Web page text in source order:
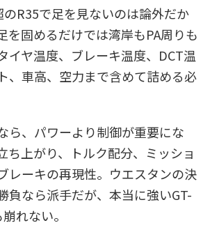
R35で足を見ないのは論外だか
を固めるだけでは湾岸もPA周りも
イヤ温度、ブレーキ温度、DCT温
、車高、空力まで含めて詰める必
ら、パワーより制御が重要にな
ち上がり、トルク配分、ミッショ
レーキの再現性。ウエスタンの決
負なら派手だが、本当に強いGT-
れない。